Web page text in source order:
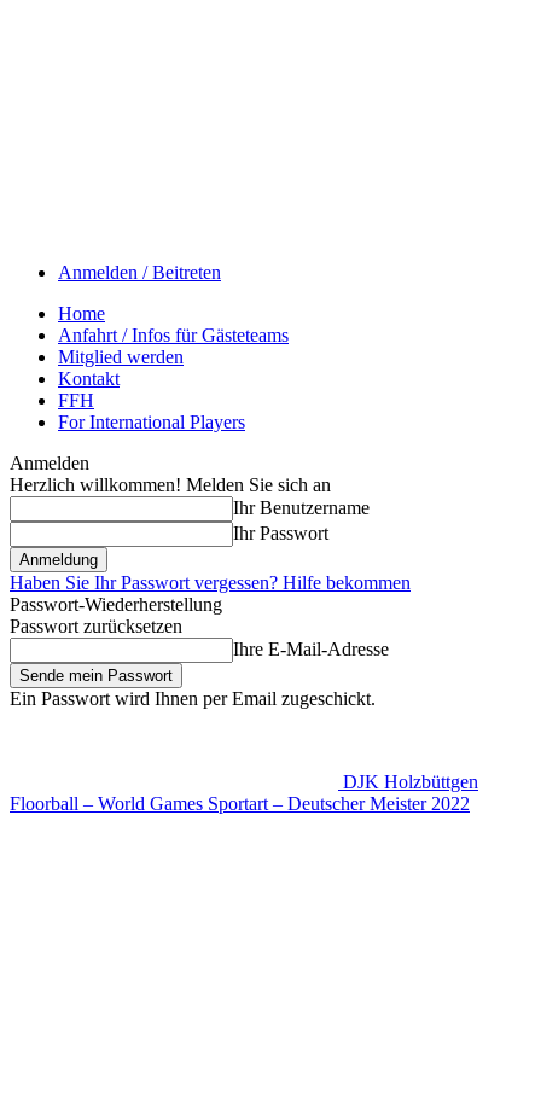
Anmelden / Beitreten
Home
Anfahrt / Infos für Gästeteams
Mitglied werden
Kontakt
FFH
For International Players
Anmelden
Herzlich willkommen! Melden Sie sich an
Ihr Benutzername
Ihr Passwort
Haben Sie Ihr Passwort vergessen? Hilfe bekommen
Passwort-Wiederherstellung
Passwort zurücksetzen
Ihre E-Mail-Adresse
Ein Passwort wird Ihnen per Email zugeschickt.
DJK Holzbüttgen
Floorball – World Games Sportart – Deutscher Meister 2022